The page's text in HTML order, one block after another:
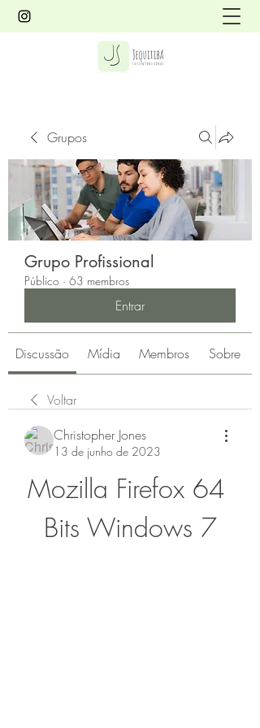
Grupos
Grupo Profissional
Público · 63 membros
Entrar
Discussão Mídia Membros Sobre
Voltar
Christopher Jones
13 de junho de 2023
Mozilla Firefox 64
Bits Windows 7